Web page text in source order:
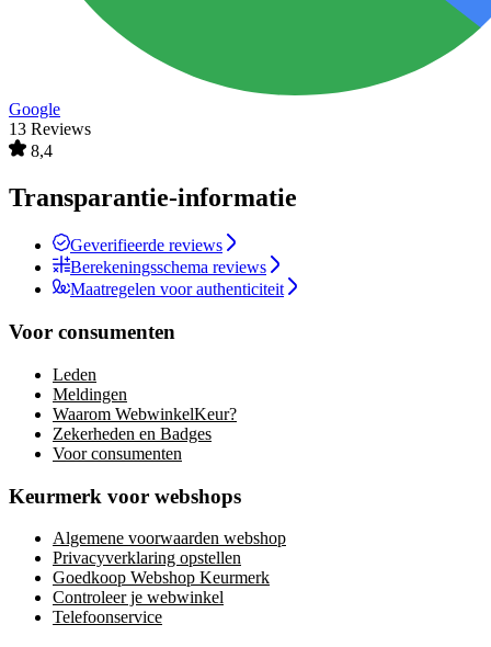
Google
13 Reviews
8,4
Transparantie-informatie
Geverifieerde reviews
Berekeningsschema reviews
Maatregelen voor authenticiteit
Voor consumenten
Leden
Meldingen
Waarom WebwinkelKeur?
Zekerheden en Badges
Voor consumenten
Keurmerk voor webshops
Algemene voorwaarden webshop
Privacyverklaring opstellen
Goedkoop Webshop Keurmerk
Controleer je webwinkel
Telefoonservice